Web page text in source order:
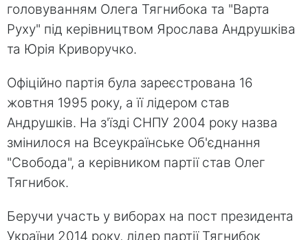
головуванням Олега Тягнибока та "Варта
Руху" під керівництвом Ярослава Андрушківа
та Юрія Криворучко.
Офіційно партія була зареєстрована 16
жовтня 1995 року, а її лідером став
Андрушків. На з'їзді СНПУ 2004 року назва
змінилося на Всеукраїнське Об'єднання
"Свобода", а керівником партії став Олег
Тягнибок.
Беручи участь у виборах на пост президента
України 2014 року, лідер партії Тягнибок